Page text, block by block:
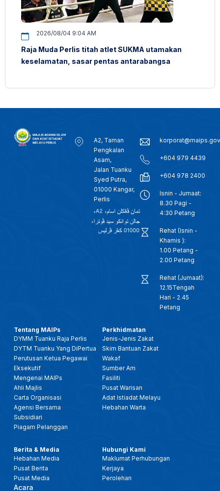
2026/08/04 9:04 AM
Raja Muda Perlis titah atlet SUKMA utamakan
keselamatan, sasar pentas antarabangsa
A2, Taman
Pengkalan
Asam,
Jalan Tuanku
Syed Putra,
01000 Kangar,
Perlis
+604 979 4439
+604 978 2400
Isnin - Jumaat:
8.30 Pagi -
4:30 Petang
Rehat (Isnin -
Khamis ):
1.00 Petang -
2.00 Petang
Rehat (Jumaat):
12.15Tengah
Hari - 2.45
Petang
Tentang MAIPs
DYMM Tuanku Raja Perlis
DYTM Tuanku Yang DiPertua
Perutusan Ketua Pegawai
Eksekutif
Mengenai MAIPs
Ahli Majlis
Carta Organisasi
Agensi Bersama
Subsidiari
Piagam Pelanggan
Perkhidmatan
Jenis-Jenis Zakat
Skim Bantuan Zakat
Wakaf
Sumber Am
Fasiliti
Pusat Warisan
Adat Istiadat Melayu
Hebahan Warta
Berita & Media
Hebahan Media
Pusat Berita
Pusat Media
Acara
Hubungi Kami
Maklumat Perhubungan
Kerjaya
Perolehan